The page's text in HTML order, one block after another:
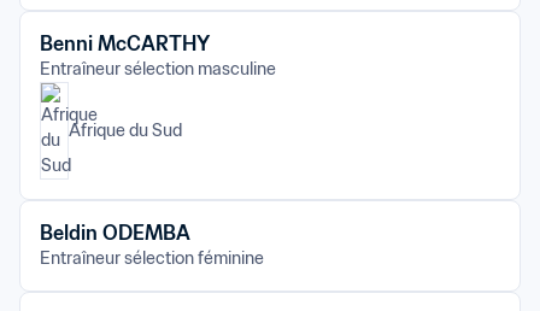
Benni McCARTHY
Entraîneur sélection masculine
Afrique du Sud
Beldin ODEMBA
Entraîneur sélection féminine